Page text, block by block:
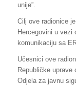
unije”.
Cilj ove radionice
Hercegovini u vezi
komunikaciju sa
Učesnici ove
Republičke
Odjela za javnu